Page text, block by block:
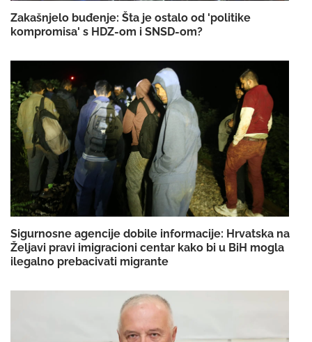
Zakašnjelo buđenje: Šta je ostalo od 'politike
kompromisa' s HDZ-om i SNSD-om?
Sigurnosne agencije dobile informacije: Hrvatska na
Željavi pravi imigracioni centar kako bi u BiH mogla
ilegalno prebacivati migrante